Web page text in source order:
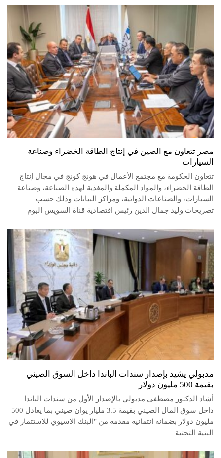
مصر تتعاون مع الصين في إنتاج الطاقة الخضراء وصناعة
السيارات
تتعاون الحكومة مع مجتمع الأعمال في هونج كونج في مجال إنتاج
الطاقة الخضراء، والمواد المكملة والمغذية لهذه الصناعة، وصناعة
السيارات، والصناعات الدوائية، ومراكز البيانات وذلك حسب
تصريحات وليد جمال الدين رئيس اقتصادية قناة السويس اليوم
مدبولي يشيد بإصدار سندات الباندا داخل السوق الصيني
بقيمة 500 مليون دولار
أشاد الدكتور مصطفى مدبولي بالإصدار الأول من سندات الباندا
داخل سوق المال الصيني بقيمة 3.5 مليار يوان صيني بما يعادل 500
مليون دولار بضمانة ائتمانية مقدمة من "البنك الاسيوي للاستثمار في
البنية التحتية